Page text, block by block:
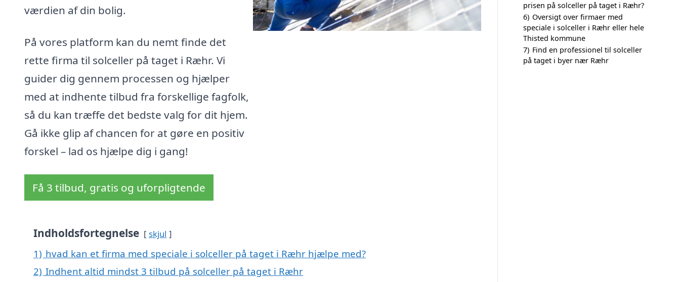
værdien af din bolig.
På vores platform kan du nemt finde det
rette firma til solceller på taget i Ræhr. Vi
guider dig gennem processen og hjælper
med at indhente tilbud fra forskellige fagfolk,
så du kan træffe det bedste valg for dit hjem.
Gå ikke glip af chancen for at gøre en positiv
forskel – lad os hjælpe dig i gang!
Få 3 tilbud, gratis og uforpligtende
Indholdsfortegnelse skjul
1) hvad kan et firma med speciale i solceller på taget i Ræhr hjælpe med?
2) Indhent altid mindst 3 tilbud på solceller på taget i Ræhr
prisen på solceller på taget i Ræhr?
6) Oversigt over firmaer med
speciale i solceller i Ræhr eller hele
Thisted kommune
7) Find en professionel til solceller
på taget i byer nær Ræhr